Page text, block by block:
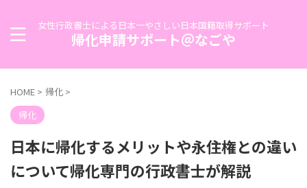
女性行政書士による日本一やさしい日本国籍取得サポート
帰化申請サポート＠なごや
HOME > 帰化 >
帰化
日本に帰化するメリットや永住権との違い
について帰化専門の行政書士が解説